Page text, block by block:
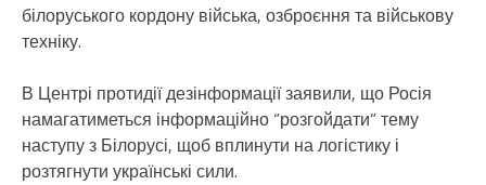
білоруського кордону війська, озброєння та військову
техніку.
В Центрі протидії дезінформації заявили, що Росія
намагатиметься інформаційно “розгойдати” тему
наступу з Білорусі, щоб вплинути на логістику і
розтягнути українські сили.